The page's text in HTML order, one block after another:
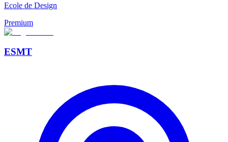
Ecole de Design
Premium
ESMT